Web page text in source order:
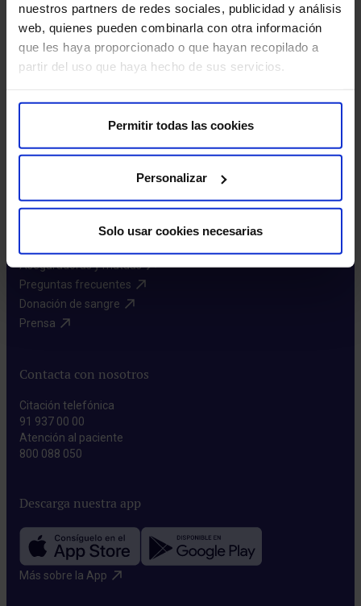
nuestros partners de redes sociales, publicidad y análisis
web, quienes pueden combinarla con otra información
que les haya proporcionado o que hayan recopilado a
partir del uso que haya hecho de sus servicios.
Permitir todas las cookies
Personalizar
Solo usar cookies necesarias
Más HM Hospitales
Fundación HM​
Instituto HM Hospitales​
Intranet HM Hospitales​
Enlaces de interés
Aseguradoras y mutuas​
Preguntas frecuentes​
Donación de sangre​
Prensa​
Contacta con nosotros
Citación telefónica
91 937 00 00
Atención al paciente
800 088 050
Descarga nuestra app
Más sobre la App​